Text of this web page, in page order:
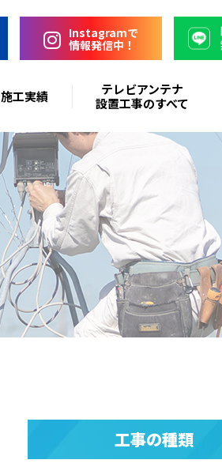
Instagramで
情報発信中！
施工実績
テレビアンテナ
設置工事のすべて
工事の種類